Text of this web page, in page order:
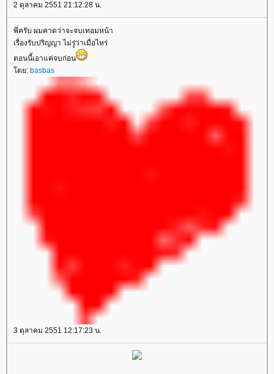
2 ตุลาคม 2551 21:12:28 น.
พี่ครับ ผมคาดว่าจะจบเทอมหน้า
เรื่องรับปริญญา ไม่รู่ว่าเมื่อไหร่
ตอนนี้เอาแค่จบก่อน
ดย: basbas
3 ตุลาคม 2551 12:17:23 น.